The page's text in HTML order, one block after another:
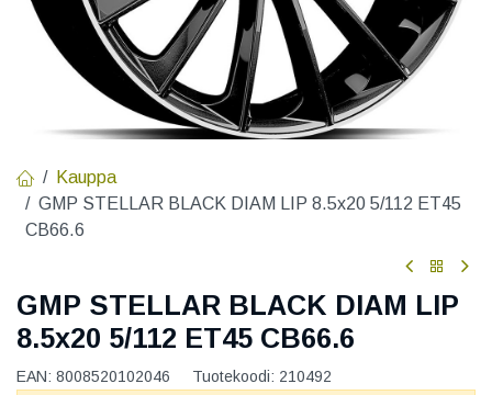
Kauppa
GMP STELLAR BLACK DIAM LIP 8.5x20 5/112 ET45
CB66.6
GMP STELLAR BLACK DIAM LIP
8.5x20 5/112 ET45 CB66.6
EAN: 8008520102046 Tuotekoodi: 210492